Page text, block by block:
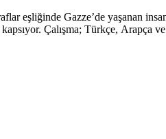
eşliğinde Gazze’de yaşanan
Çalışma; Türkçe, Arapça